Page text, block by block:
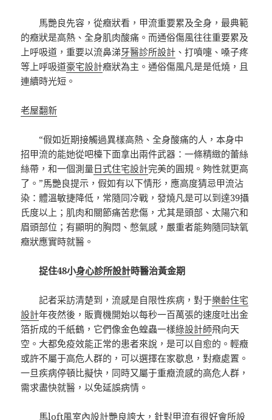
馬艷良先容，從癥狀看，甲流重要累及全身，最典範
的癥狀是高熱、全身肌肉酸痛。而通俗傷風往往重要累及
上呼吸道，重要以流鼻涕牙醫診所設計 、打噴嚏、嗓子疼
等上呼吸道豪宅設計癥狀為主。通俗傷風凡是是低燒，且
連續時光短。
老屋翻新
“假如近期接觸過異樣高熱、全身酸痛的人，本身中
招甲流的能她從吧檯下面拿出兩件武器：一條精緻的蕾絲
絲帶，和一個測量日式住宅設計完美的圓規。夠性就更高
了。”馬艷良提示，假如有以下情形，應高度猜忌甲流沾
染：體溫敏捷降低，常隨同冷戰，發燒凡是可以到達39攝
氏度以上；肌肉和關節痛苦悲傷，尤其是頭部、太陽穴和
眉頭部位；有顯明的胸悶、憋氣感，嚴重者能夠隨同缺氧
癥狀應實時就醫。
捉住48小身心診所設計時醫治黃金期
記者采訪清楚到，流感是自限性疾病，對于樂齡住宅
設計年夜然後，販賣機開始以每秒一百萬張的速度吐出金
箔折成的千紙鶴，它們像金色蝗蟲一樣綠設計師飛向天
空。大都免疫效能正常的患者來說，是可以自愈的。輕癥
或許不屬于高危人群的，可以選擇在家歇息，對癥處置。
一旦疾病停頓比擬快，同時又屬于重癥流感的高危人群，
需求盡快就醫，以免延誤病情。
馬loft風室內設計艷良誇大，針對甲流有很好會所設